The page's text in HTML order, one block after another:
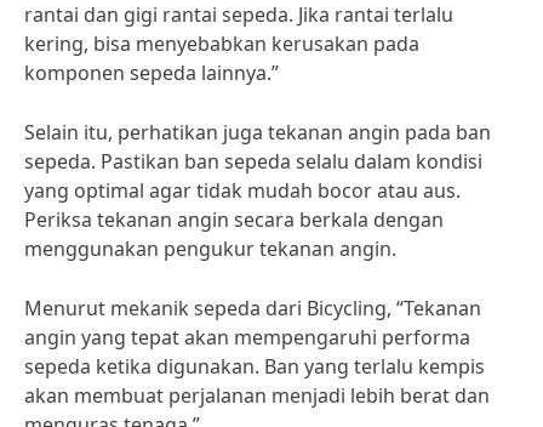
rantai dan gigi rantai sepeda. Jika rantai terlalu
kering, bisa menyebabkan kerusakan pada
komponen sepeda lainnya.”
Selain itu, perhatikan juga tekanan angin pada ban
sepeda. Pastikan ban sepeda selalu dalam kondisi
yang optimal agar tidak mudah bocor atau aus.
Periksa tekanan angin secara berkala dengan
menggunakan pengukur tekanan angin.
Menurut mekanik sepeda dari Bicycling, “Tekanan
angin yang tepat akan mempengaruhi performa
sepeda ketika digunakan. Ban yang terlalu kempis
akan membuat perjalanan menjadi lebih berat dan